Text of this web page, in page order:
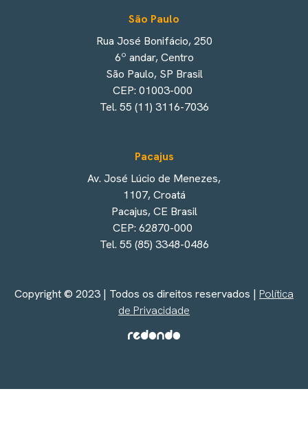
São Paulo
Rua José Bonifácio, 250
6º andar, Centro
São Paulo, SP Brasil
CEP: 01003-000
Tel. 55 (11) 3116-7036
Pacajus
Av. José Lúcio de Menezes,
1107, Croatá
Pacajus, CE Brasil
CEP: 62870-000
Tel. 55 (85) 3348-0486
Copyright © 2023 | Todos os direitos reservados | Política
de Privacidade